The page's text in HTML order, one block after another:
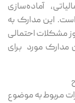
آماده‌سازی
این مدارک به
مشکلات احتمالی
مدارک مورد برای
مربوط به موضوع